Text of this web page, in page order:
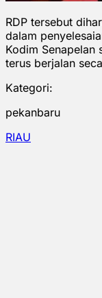
RDP tersebut
dalam
Kodim Senapelan
terus berjalan
Kategori:
pekanbaru
RIAU